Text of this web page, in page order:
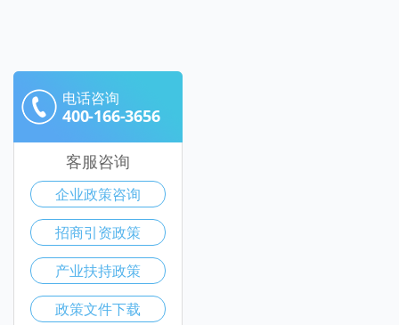
电话咨询
400-166-3656
客服咨询
企业政策咨询
招商引资政策
产业扶持政策
政策文件下载